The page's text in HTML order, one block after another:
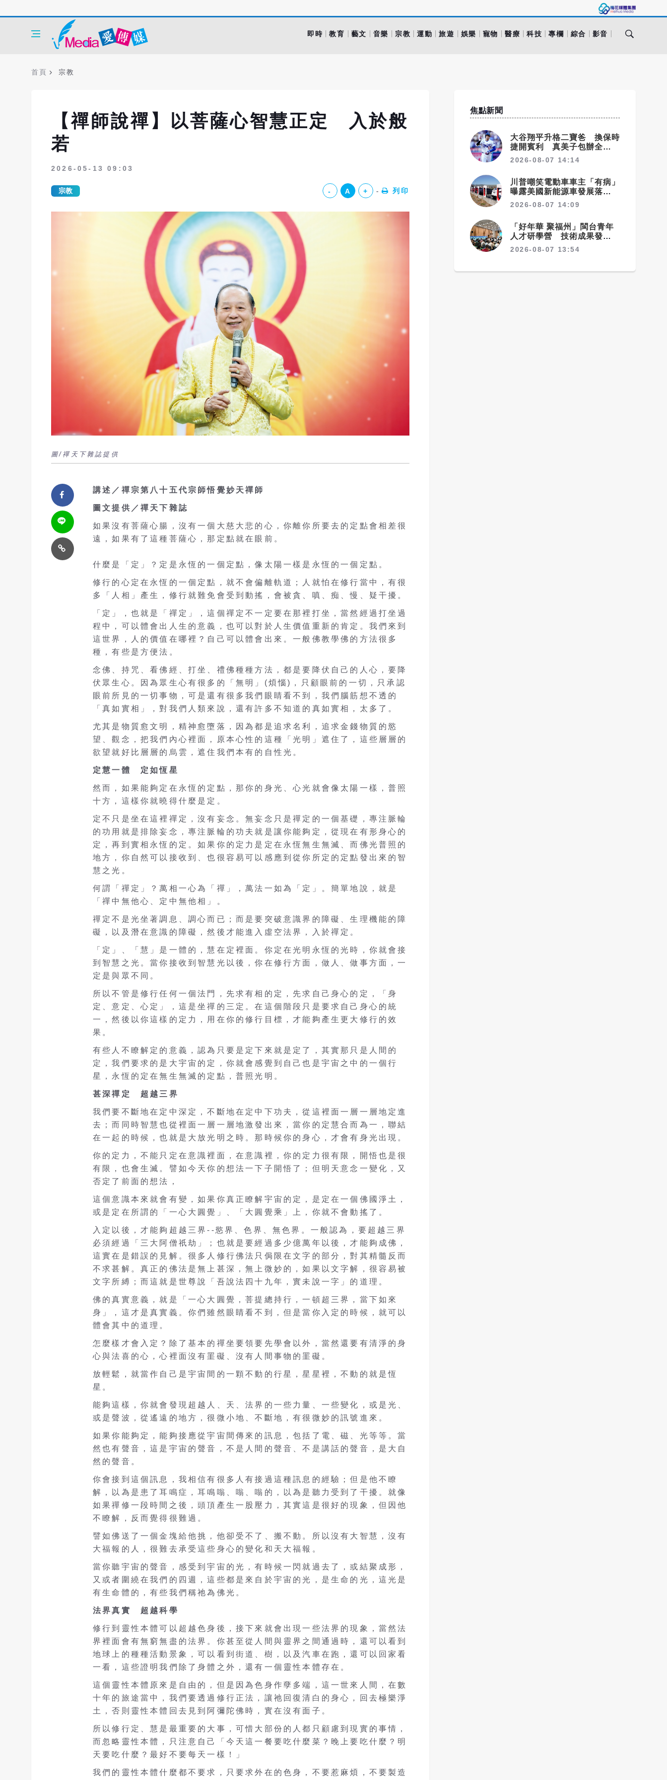
即時 教育 藝文 音樂 宗教 運動 旅遊 娛樂 寵物 醫療 科技 專欄 綜合 影音
首頁 宗教
【禪師說禪】以菩薩心智慧正定 入於般
若
2026-05-13 09:03
宗教 - A + 列印
圖/禪天下雜誌提供
講述／禪宗第八十五代宗師悟覺妙天禪師
圖文提供／禪天下雜誌
如果沒有菩薩心腸，沒有一個大慈大悲的心，你離你所要去的定點會相差很
遠，如果有了這種菩薩心，那定點就在眼前。
什麼是「定」？定是永恆的一個定點，像太陽一樣是永恆的一個定點。
修行的心定在永恆的一個定點，就不會偏離軌道；人就怕在修行當中，有很
多「人相」產生，修行就難免會受到動搖，會被貪、嗔、痴、慢、疑干擾。
「定」，也就是「禪定」，這個禪定不一定要在那裡打坐，當然經過打坐過
程中，可以體會出人生的意義，也可以對於人生價值重新的肯定。我們來到
這世界，人的價值在哪裡？自己可以體會出來。一般佛教學佛的方法很多
種，有些是方便法。
念佛、持咒、看佛經、打坐、禮佛種種方法，都是要降伏自己的人心，要降
伏眾生心。因為眾生心有很多的「無明」(煩惱)，只顧眼前的一切，只承認
眼前所見的一切事物，可是還有很多我們眼睛看不到，我們腦筋想不透的
「真如實相」，對我們人類來說，還有許多不知道的真如實相，太多了。
尤其是物質愈文明，精神愈墮落，因為都是追求名利，追求金錢物質的慾
望、觀念，把我們內心裡面，原本心性的這種「光明」遮住了，這些層層的
欲望就好比層層的烏雲，遮住我們本有的自性光。
定慧一體 定如恆星
然而，如果能夠定在永恆的定點，那你的身光、心光就會像太陽一樣，普照
十方，這樣你就曉得什麼是定。
定不只是坐在這裡禪定，沒有妄念。無妄念只是禪定的一個基礎，專注脈輪
的功用就是排除妄念，專注脈輪的功夫就是讓你能夠定，從現在有形身心的
定，再到實相永恆的定。如果你的定力是定在永恆無生無滅、而佛光普照的
地方，你自然可以接收到、也很容易可以感應到從你所定的定點發出來的智
慧之光。
何謂「禪定」？萬相一心為「禪」，萬法一如為「定」。簡單地說，就是
「禪中無他心、定中無他相」。
禪定不是光坐著調息、調心而已；而是要突破意識界的障礙、生理機能的障
礙，以及潛在意識的障礙，然後才能進入虛空法界，入於禪定。
「定」、「慧」是一體的，慧在定裡面。你定在光明永恆的光時，你就會接
到智慧之光。當你接收到智慧光以後，你在修行方面，做人、做事方面，一
定是與眾不同。
所以不管是修行任何一個法門，先求有相的定，先求自己身心的定，「身
定、意定、心定」，這是坐禪的三定。在這個階段只是要求自己身心的統
一，然後以你這樣的定力，用在你的修行目標，才能夠產生更大修行的效
果。
有些人不瞭解定的意義，認為只要是定下來就是定了，其實那只是人間的
定，我們要求的是大宇宙的定，你就會感覺到自己也是宇宙之中的一個行
星，永恆的定在無生無滅的定點，普照光明。
甚深禪定 超越三界
我們要不斷地在定中深定，不斷地在定中下功夫，從這裡面一層一層地定進
去；而同時智慧也從裡面一層一層地激發出來，當你的定慧合而為一，聯結
在一起的時候，也就是大放光明之時。那時候你的身心，才會有身光出現。
你的定力，不能只定在意識裡面，在意識裡，你的定力很有限，開悟也是很
有限，也會生滅。譬如今天你的想法一下子開悟了；但明天意念一變化，又
否定了前面的想法，
這個意識本來就會有變，如果你真正瞭解宇宙的定，是定在一個佛國淨土，
或是定在所謂的「一心大圓覺」、「大圓覺乘」上，你就不會動搖了。
入定以後，才能夠超越三界--慾界、色界、無色界。一般認為，要超越三界
必須經過「三大阿僧祇劫」；也就是要經過多少億萬年以後，才能夠成佛，
這實在是錯誤的見解。很多人修行佛法只侷限在文字的部分，對其精髓反而
不求甚解。真正的佛法是無上甚深，無上微妙的，如果以文字解，很容易被
文字所縛；而這就是世尊說「吾說法四十九年，實未說一字」的道理。
佛的真實意義，就是「一心大圓覺，菩提總持行，一頓超三界，當下如來
身」，這才是真實義。你們雖然眼睛看不到，但是當你入定的時候，就可以
體會其中的道理。
怎麼樣才會入定？除了基本的禪坐要領要先學會以外，當然還要有清淨的身
心與法喜的心，心裡面沒有罣礙、沒有人間事物的罣礙。
放輕鬆，就當作自己是宇宙間的一顆不動的行星，星星裡，不動的就是恆
星。
能夠這樣，你就會發現超越人、天、法界的一些力量、一些變化，或是光、
或是聲波，從遙遠的地方，很微小地、不斷地，有很微妙的訊號進來。
如果你能夠定，能夠接應從宇宙間傳來的訊息，包括了電、磁、光等等。當
然也有聲音，這是宇宙的聲音，不是人間的聲音、不是講話的聲音，是大自
然的聲音。
你會接到這個訊息，我相信有很多人有接過這種訊息的經驗；但是他不瞭
解，以為是患了耳鳴症，耳鳴嗡、嗡、嗡的，以為是聽力受到了干擾。就像
如果禪修一段時間之後，頭頂產生一股壓力，其實這是很好的現象，但因他
不瞭解，反而覺得很難過。
譬如佛送了一個金塊給他挑，他卻受不了、搬不動。所以沒有大智慧，沒有
大福報的人，很難去承受這些身心的變化和天大福報。
當你聽宇宙的聲音，感受到宇宙的光，有時候一閃就過去了，或結聚成形，
又或者圍繞在我們的四週，這些都是來自於宇宙的光，是生命的光，這光是
有生命體的，有些我們稱祂為佛光。
法界真實 超越科學
修行到靈性本體可以超越色身後，接下來就會出現一些法界的現象，當然法
界裡面會有無窮無盡的法界。你甚至從人間與靈界之間通過時，還可以看到
地球上的種種活動景象，可以看到街道、樹，以及汽車在跑，還可以回家看
一看，這些證明我們除了身體之外，還有一個靈性本體存在。
這個靈性本體原來是自由的，但是因為色身作孽多端，這一世來人間，在數
十年的旅途當中，我們要透過修行正法，讓祂回復清白的身心，回去極樂淨
土，否則靈性本體回去見到阿彌陀佛時，實在沒有面子。
所以修行定、慧是最重要的大事，可惜大部份的人都只顧慮到現實的事情，
而忽略靈性本體，只注意自己「今天這一餐要吃什麼菜？晚上要吃什麼？明
天要吃什麼？最好不要每天一樣！」
我們的靈性本體什麼都不要求，只要求外在的色身，不要惹麻煩，不要製造
焦點新聞
大谷翔平升格二寶爸 換保時
捷開賓利 真美子包辦全家飲
食
2026-08-07 14:14
川普嘲笑電動車車主「有病」
曝露美國新能源車發展落後中
國的關鍵
2026-08-07 14:09
「好年華 聚福州」閩台青年
人才研學營 技術成果發表會
在福州舉辦
2026-08-07 13:54